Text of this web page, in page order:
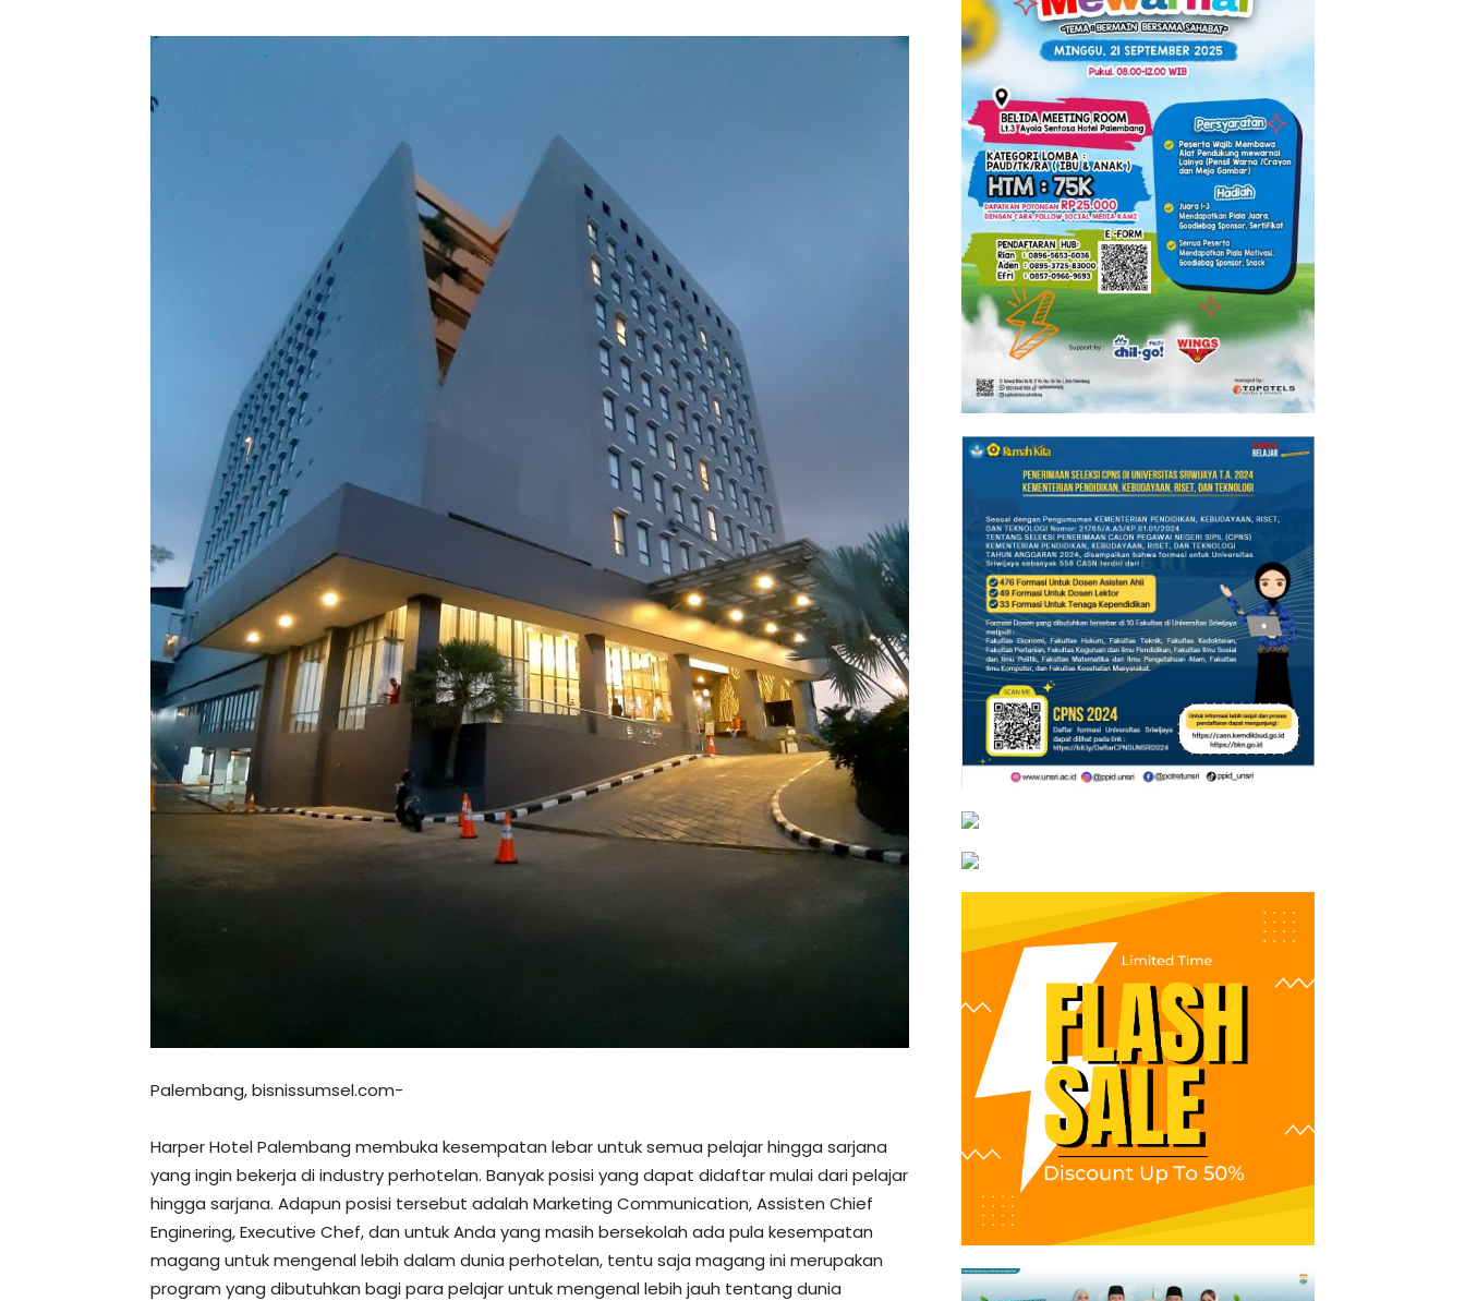
Palembang, bisnissumsel.com-
Harper Hotel Palembang membuka kesempatan lebar untuk semua pelajar hingga sarjana
yang ingin bekerja di industry perhotelan. Banyak posisi yang dapat didaftar mulai dari pelajar
hingga sarjana. Adapun posisi tersebut adalah Marketing Communication, Assisten Chief
Enginering, Executive Chef, dan untuk Anda yang masih bersekolah ada pula kesempatan
magang untuk mengenal lebih dalam dunia perhotelan, tentu saja magang ini merupakan
program yang dibutuhkan bagi para pelajar untuk mengenal lebih jauh tentang dunia